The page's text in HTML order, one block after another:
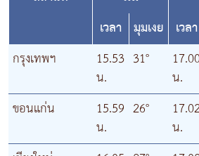
เวลา มุมเงย เวลา
กรุงเทพฯ
15.53
น.
31°
น.
ขอนแก่น
15.59
น.
26°
น.